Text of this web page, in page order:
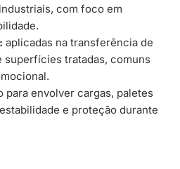
com foco em
aplicadas na transferência de
superfícies tratadas, comuns
para envolver cargas, paletes
e proteção durante